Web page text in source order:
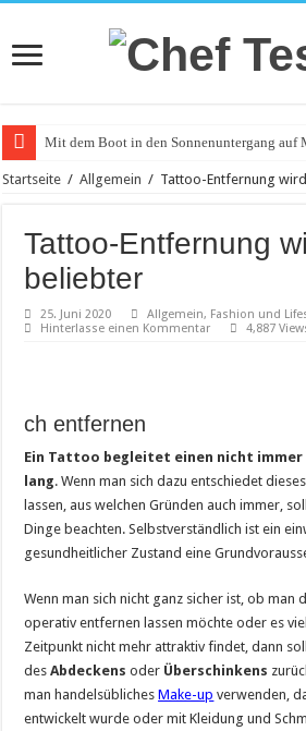
Mit dem Boot in den Sonnenuntergang auf
Catering an Silvester
Modischer Schmuck für Damen und Herren
Piercings – Weit verbreitet und beliebt
Klemmbausteine – beliebt bei Groß und
Masken bedrucken lassen
Tattoo-Entfernung wird immer beliebter
Startseite / Allgemein / Tattoo-Entfernung
Tattoo-Entfernung
beliebter
25. Juni 2020 Allgemein, Fashion und
Hinterlasse einen Kommentar
4,887
ch entfernen
Ein Tattoo begleitet einen nicht immer
lang. Wenn man sich dazu entschiedet
lassen, aus welchen Gründen auch immer,
Dinge beachten. Selbstverständlich ist ein
gesundheitlicher Zustand eine
Wenn man sich nicht ganz sicher ist, ob man
operativ entfernen lassen möchte oder es
Zeitpunkt nicht mehr attraktiv findet, dann
desAbdeckens oder Überschinkens
man handelsüblichesMake-up verwenden,
entwickelt wurde oder mit Kleidung und